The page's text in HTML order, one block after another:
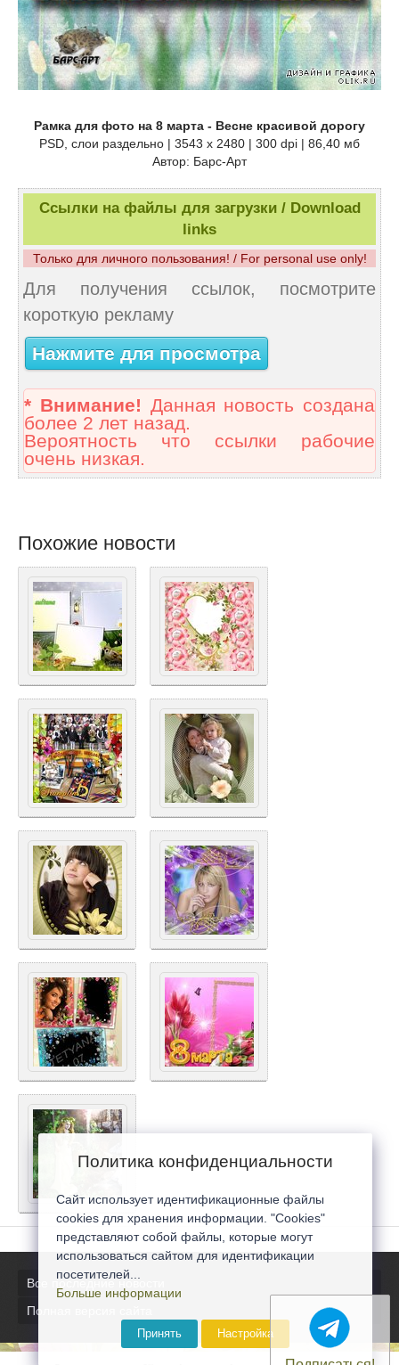
Рамка для фото на 8 марта - Весне красивой дорогу
PSD, слои раздельно | 3543 x 2480 | 300 dpi | 86,40 мб
Автор: Барс-Арт
Ссылки на файлы для загрузки / Download
links
Только для личного пользования! / For personal use only!
Для получения ссылок, посмотрите
короткую рекламу
Нажмите для просмотра
* Внимание! Данная новость создана
более 2 лет назад.
Вероятность что ссылки рабочие
очень низкая.
Похожие новости
Все последние новости
Полная версия сайта
Политика конфиденциальности
Сайт использует идентификационные файлы
cookies для хранения информации. "Cookies"
представляют собой файлы, которые могут
использоваться сайтом для идентификации
посетителей...
Больше информации
Принять Настройка